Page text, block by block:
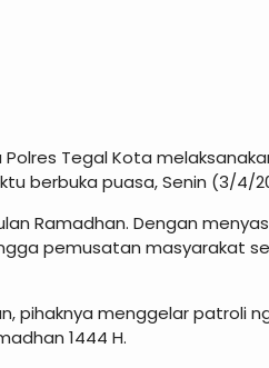
Tegal Kota
berbuka puasa, Senin (3/4/
Ramadhan. Dengan
pemusatan masyarakat
pihaknya menggelar patroli
1444 H.